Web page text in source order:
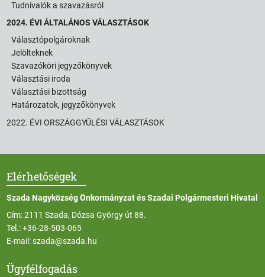
Tudnivalók a szavazásról
2024. ÉVI ÁLTALÁNOS VÁLASZTÁSOK
Választópolgároknak
Jelölteknek
Szavazóköri jegyzőkönyvek
Választási iroda
Választási bizottság
Határozatok, jegyzőkönyvek
2022. ÉVI ORSZÁGGYŰLÉSI VÁLASZTÁSOK
Elérhetőségek
Szada Nagyközség Önkormányzat és Szadai Polgármesteri Hivatal
Cím: 2111 Szada, Dózsa György út 88.
Tel.:+36-28-503-065
E-mail:szada@szada.hu
Ügyfélfogadás